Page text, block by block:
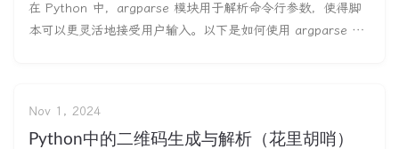
在 Python 中，argparse 模块用于解析命令行参数，使得脚
本可以更灵活地接受用户输入。以下是如何使用 argparse 模
Nov 1, 2024
Python中的二维码生成与解析（花里胡哨）